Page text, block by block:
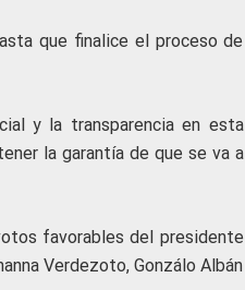
que finalice el proceso de
y la transparencia en esta
la garantía de que se va a
favorables del presidente
Verdezoto, Gonzálo Albán